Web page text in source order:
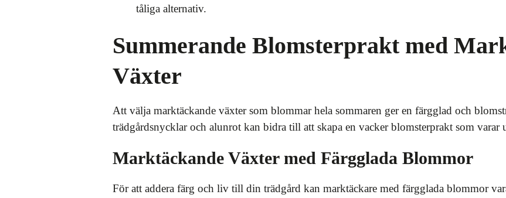
tåliga alternativ.
Summerande Blomsterprakt med
Växter
Att välja marktäckande växter som blommar hela sommaren ger en färgglad och
trädgårdsnycklar och alunrot kan bidra till att skapa en vacker blomsterprakt som varar
Marktäckande Växter med Färgglada Blommor
För att addera färg och liv till din trädgård kan marktäckare med färgglada blommor